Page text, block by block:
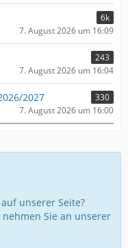
6k
7. August 2026 um 16:09
243
7. August 2026 um 16:04
2027
330
7. August 2026 um 16:00
unserer Seite?
nehmen Sie an unserer